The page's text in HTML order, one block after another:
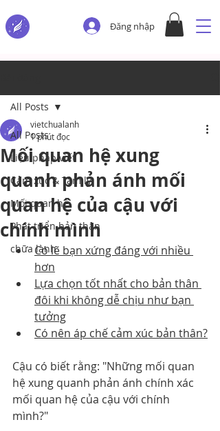
Đăng nhập
All Posts
Liệu pháp viết
Cảm xúc & Tâm lý
Mối quan hệ
Phát triển bản thân
chữa lành
All Posts
Mối quan hệ xung
quanh phản ánh mối
quan hệ của cậu với
chính mình
vietchualanh
1 phút đọc
Có lẽ bạn xứng đáng với nhiều
hơn
Lựa chọn tốt nhất cho bản thân
đôi khi không dễ chịu như bạn
tưởng
Có nên áp chế cảm xúc bản thân?
Cậu có biết rằng: "Những mối quan
hệ xung quanh phản ánh chính xác
mối quan hệ của cậu với chính
mình?"